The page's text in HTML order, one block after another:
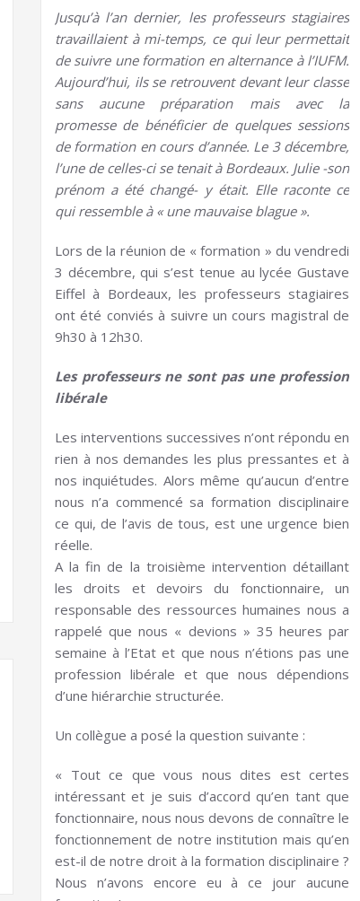
Jusqu’à l’an dernier, les professeurs stagiaires
travaillaient à mi-temps, ce qui leur permettait
de suivre une formation en alternance à l’IUFM.
Aujourd’hui, ils se retrouvent devant leur classe
sans aucune préparation mais avec la
promesse de bénéficier de quelques sessions
de formation en cours d’année. Le 3 décembre,
l’une de celles-ci se tenait à Bordeaux. Julie -son
prénom a été changé- y était. Elle raconte ce
qui ressemble à « une mauvaise blague ».
Lors de la réunion de « formation » du vendredi
3 décembre, qui s’est tenue au lycée Gustave
Eiffel à Bordeaux, les professeurs stagiaires
ont été conviés à suivre un cours magistral de
9h30 à 12h30.
Les professeurs ne sont pas une profession
libérale
Les interventions successives n’ont répondu en
rien à nos demandes les plus pressantes et à
nos inquiétudes. Alors même qu’aucun d’entre
nous n’a commencé sa formation disciplinaire
ce qui, de l’avis de tous, est une urgence bien
réelle.
A la fin de la troisième intervention détaillant
les droits et devoirs du fonctionnaire, un
responsable des ressources humaines nous a
rappelé que nous « devions » 35 heures par
semaine à l’Etat et que nous n’étions pas une
profession libérale et que nous dépendions
d’une hiérarchie structurée.
Un collègue a posé la question suivante :
« Tout ce que vous nous dites est certes
intéressant et je suis d’accord qu’en tant que
fonctionnaire, nous nous devons de connaître le
fonctionnement de notre institution mais qu’en
est-il de notre droit à la formation disciplinaire ?
Nous n’avons encore eu à ce jour aucune